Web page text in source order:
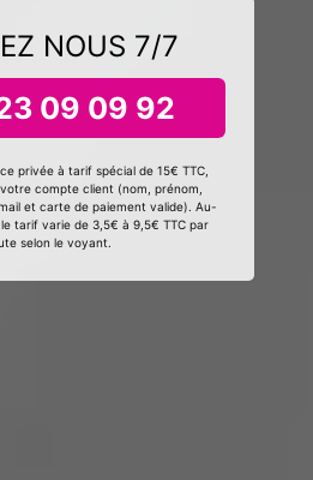
NOUS 7/7
09 09 92
privée à tarif spécial de 15€ TTC,
compte client (nom, prénom,
et carte de paiement valide). Au-
tarif varie de 3,5€ à 9,5€ TTC par
selon le voyant.